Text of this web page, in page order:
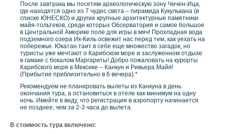
После завтрака мы посетим археологическую зону Чичен-Ица,
где находятся одно из 7 чудес света – пирамида Кукулькана (в
списке ЮНЕСКО) и другие крупные архитектурные памятники
майя-тольтеков, среди которых Обсерватория и самое большое
в Центральной Америке поле для игры в мяч! Прохладная вода
подземного озера Ик-Киль освежит нас перед тем, как уехать на
побережье. Юкатан таит в себе еще множество загадок, но
туристы уже мечтают о Карибском море и заслуженном отдыхe
в гамаке с бокалом Маргариты! Добро пожаловать на курорты
Карибского моря в Мексике – Канкун и Ривьера Майя!
(Прибытие приблизительно в 6 вечера).*
Рекомендуем не планировать вылеты из Канкуна в день
окончания тура, а остановиться в отеле как минимум на одну
ночь. Имейте в виду, что регистрация в аэропорту начинается
не позднее, чем за 2-3 часа до вылета.
В стоимость тура включено: